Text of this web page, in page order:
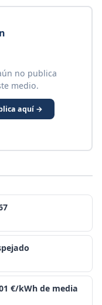
no publica
medio.
aquí →
€/kWh de media